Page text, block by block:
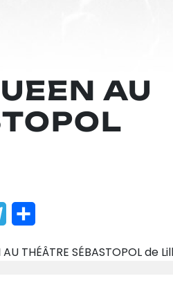
AU
Telegram
THÉÂTRE SÉBASTOPOL de